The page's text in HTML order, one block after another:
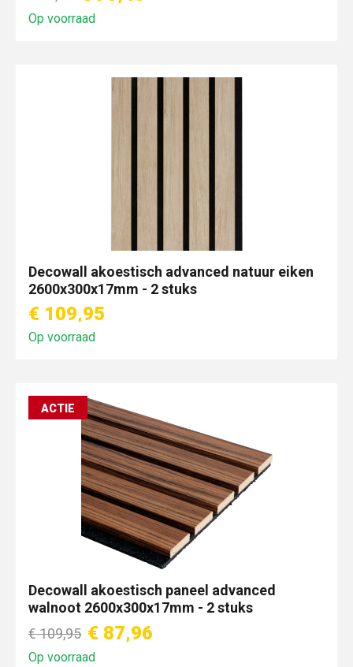
Op voorraad
Decowall akoestisch advanced natuur eiken
2600x300x17mm - 2 stuks
€ 109,95
Op voorraad
ACTIE
Decowall akoestisch paneel advanced
walnoot 2600x300x17mm - 2 stuks
€ 109,95 € 87,96
Op voorraad